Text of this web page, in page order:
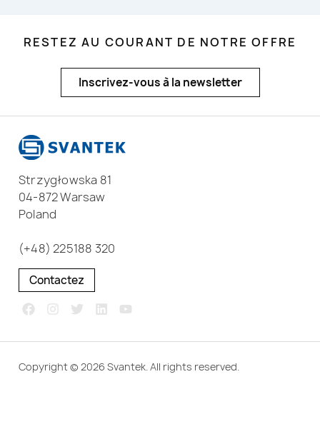
RESTEZ AU COURANT DE NOTRE OFFRE
Inscrivez-vous à la newsletter
Strzygłowska 81
04-872 Warsaw
Poland
(+48) 225188 320
Contactez
Copyright © 2026 Svantek. All rights reserved.